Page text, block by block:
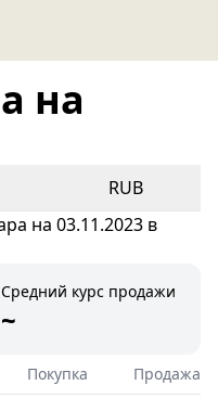
на
RUB
на 03.11.2023 в
Средний курс продажи
~
Покупка
Продажа